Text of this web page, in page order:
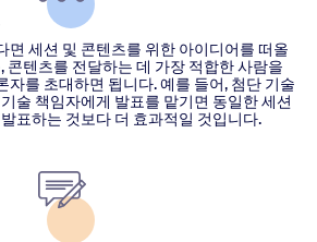
면 세션 및 콘텐츠를 위한 아이디어를 떠올
콘텐츠를 전달하는 데 가장 적합한 사람을
자를 초대하면 됩니다. 예를 들어, 첨단 기술
술 책임자에게 발표를 맡기면 동일한 세션
표하는 것보다 더 효과적일 것입니다.